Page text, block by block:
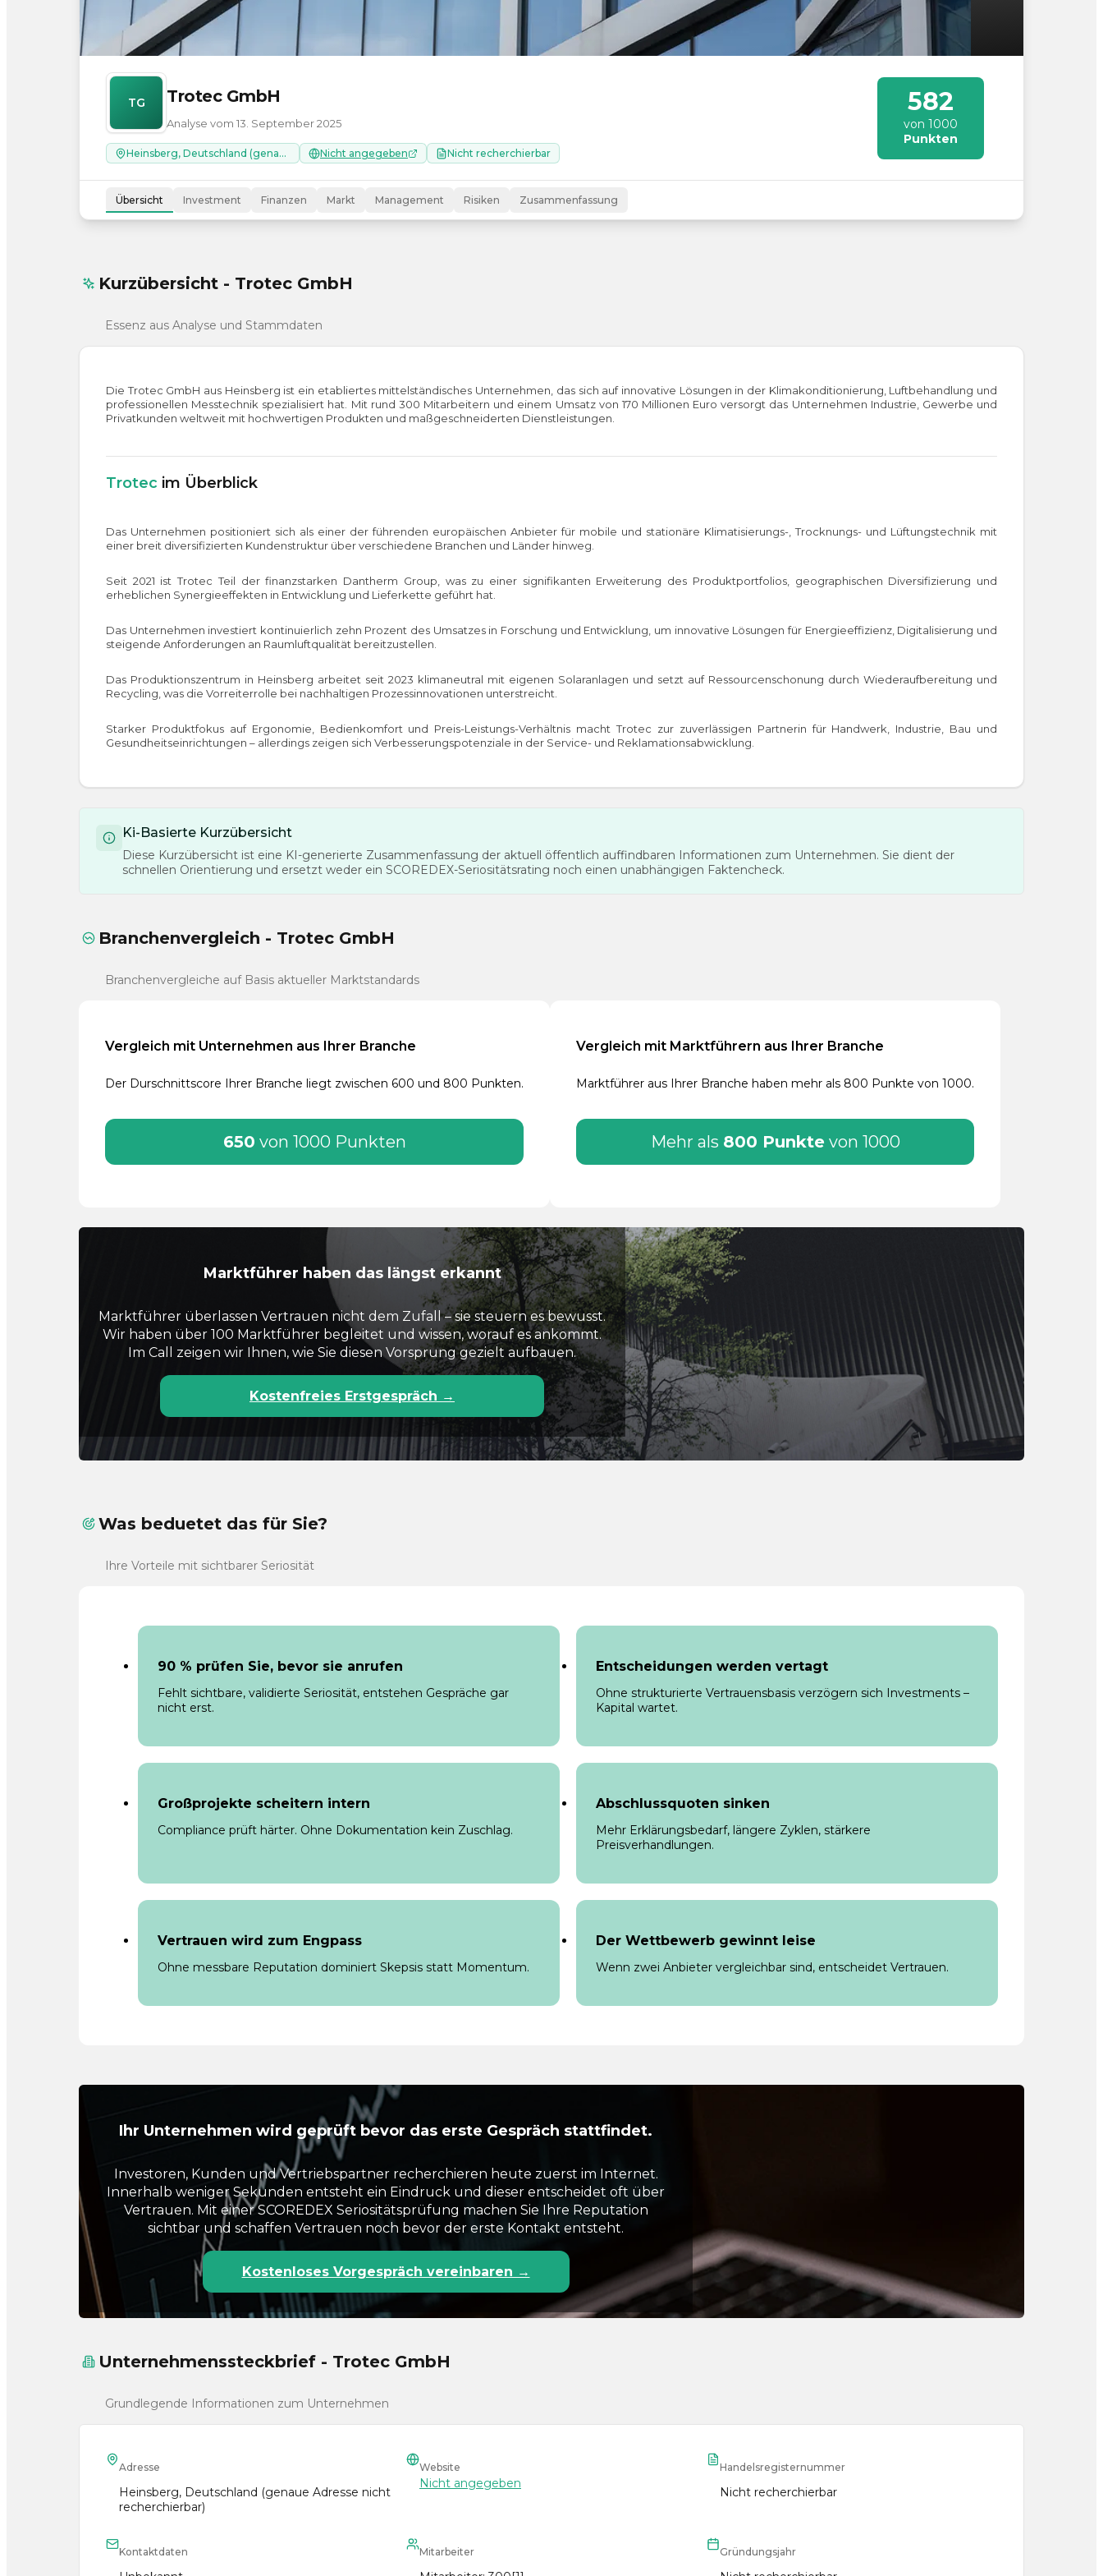
TG Trotec GmbH
Analyse vom 13. September 2025
Heinsberg, Deutschland (genaue Adresse nicht recherchierbar) Nicht angegeben Nicht recherchierbar
582
von 1000
Punkten
Übersicht Investment Finanzen Markt Management Risiken Zusammenfassung
Kurzübersicht - Trotec GmbH
Essenz aus Analyse und Stammdaten
Die Trotec GmbH aus Heinsberg ist ein etabliertes mittelständisches Unternehmen, das sich auf innovative Lösungen in der Klimakonditionierung, Luftbehandlung und
professionellen Messtechnik spezialisiert hat. Mit rund 300 Mitarbeitern und einem Umsatz von 170 Millionen Euro versorgt das Unternehmen Industrie, Gewerbe und
Privatkunden weltweit mit hochwertigen Produkten und maßgeschneiderten Dienstleistungen.
Trotec im Überblick
Das Unternehmen positioniert sich als einer der führenden europäischen Anbieter für mobile und stationäre Klimatisierungs-, Trocknungs- und Lüftungstechnik mit
einer breit diversifizierten Kundenstruktur über verschiedene Branchen und Länder hinweg.
Seit 2021 ist Trotec Teil der finanzstarken Dantherm Group, was zu einer signifikanten Erweiterung des Produktportfolios, geographischen Diversifizierung und
erheblichen Synergieeffekten in Entwicklung und Lieferkette geführt hat.
Das Unternehmen investiert kontinuierlich zehn Prozent des Umsatzes in Forschung und Entwicklung, um innovative Lösungen für Energieeffizienz, Digitalisierung und
steigende Anforderungen an Raumluftqualität bereitzustellen.
Das Produktionszentrum in Heinsberg arbeitet seit 2023 klimaneutral mit eigenen Solaranlagen und setzt auf Ressourcenschonung durch Wiederaufbereitung und
Recycling, was die Vorreiterrolle bei nachhaltigen Prozessinnovationen unterstreicht.
Starker Produktfokus auf Ergonomie, Bedienkomfort und Preis-Leistungs-Verhältnis macht Trotec zur zuverlässigen Partnerin für Handwerk, Industrie, Bau und
Gesundheitseinrichtungen – allerdings zeigen sich Verbesserungspotenziale in der Service- und Reklamationsabwicklung.
Ki-Basierte Kurzübersicht
Diese Kurzübersicht ist eine KI-generierte Zusammenfassung der aktuell öffentlich auffindbaren Informationen zum Unternehmen. Sie dient der
schnellen Orientierung und ersetzt weder ein SCOREDEX-Seriositätsrating noch einen unabhängigen Faktencheck.
Branchenvergleich - Trotec GmbH
Branchenvergleiche auf Basis aktueller Marktstandards
Vergleich mit Unternehmen aus Ihrer Branche
Der Durschnittscore Ihrer Branche liegt zwischen 600 und 800 Punkten.
650 von 1000 Punkten
Vergleich mit Marktführern aus Ihrer Branche
Marktführer aus Ihrer Branche haben mehr als 800 Punkte von 1000.
Mehr als 800 Punktevon 1000
Marktführer haben das längst erkannt
Marktführer überlassen Vertrauen nicht dem Zufall – sie steuern es bewusst.
Wir haben über 100 Marktführer begleitet und wissen, worauf es ankommt.
Im Call zeigen wir Ihnen, wie Sie diesen Vorsprung gezielt aufbauen.
Kostenfreies Erstgespräch →
Was beduetet das für Sie?
Ihre Vorteile mit sichtbarer Seriosität
90 % prüfen Sie, bevor sie anrufen
Fehlt sichtbare, validierte Seriosität, entstehen Gespräche gar
nicht erst.
Entscheidungen werden vertagt
Ohne strukturierte Vertrauensbasis verzögern sich Investments –
Kapital wartet.
Großprojekte scheitern intern
Compliance prüft härter. Ohne Dokumentation kein Zuschlag.
Abschlussquoten sinken
Mehr Erklärungsbedarf, längere Zyklen, stärkere
Preisverhandlungen.
Vertrauen wird zum Engpass
Ohne messbare Reputation dominiert Skepsis statt Momentum.
Der Wettbewerb gewinnt leise
Wenn zwei Anbieter vergleichbar sind, entscheidet Vertrauen.
Ihr Unternehmen wird geprüft bevor das erste Gespräch stattfindet.
Investoren, Kunden und Vertriebspartner recherchieren heute zuerst im Internet.
Innerhalb weniger Sekunden entsteht ein Eindruck und dieser entscheidet oft über
Vertrauen. Mit einer SCOREDEX Seriositätsprüfung machen Sie Ihre Reputation
sichtbar und schaffen Vertrauen noch bevor der erste Kontakt entsteht.
Kostenloses Vorgespräch vereinbaren →
Unternehmenssteckbrief - Trotec GmbH
Grundlegende Informationen zum Unternehmen
Adresse
Heinsberg, Deutschland (genaue Adresse nicht
recherchierbar)
Website
Nicht angegeben
Handelsregisternummer
Nicht recherchierbar
Kontaktdaten Mitarbeiter Gründungsjahr